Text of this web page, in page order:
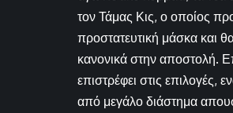
τον Τάμας Κις, ο οποίος
προστατευτική μάσκα και
κανονικά στην αποστολή.
επιστρέφει στις επιλογές,
από μεγάλο διάστημα